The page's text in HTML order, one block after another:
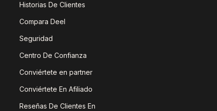
Historias De Clientes
Compara Deel
Seguridad
Centro De Confianza
Conviértete en partner
Conviértete En Afiliado
Reseñas De Clientes En